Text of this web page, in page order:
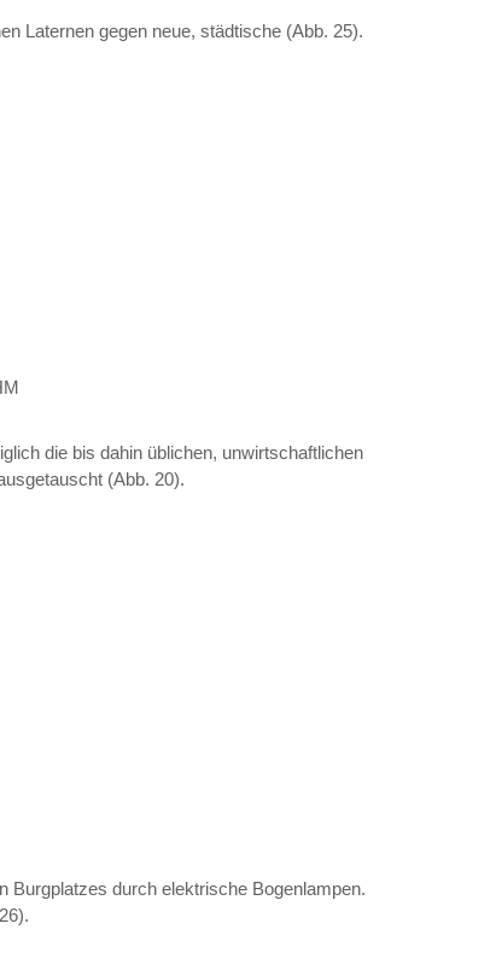
Laternen gegen neue, städtische (Abb. 25).
die bis dahin üblichen, unwirtschaftlichen
(Abb. 20).
Burgplatzes durch elektrische Bogenlampen.